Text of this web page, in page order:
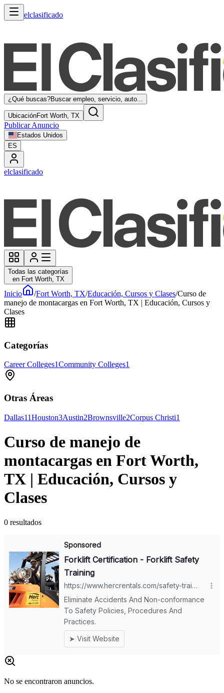
elclasificado
¿Qué buscas?Buscar empleo, servicio, auto...
UbicaciónFort Worth, TX
Publicar Anuncio
Estados Unidos
ES
elclasificado
Todas las categorías
en Fort Worth, TX
Inicio /Fort Worth, TX/Educación, Cursos y Clases/Curso de
manejo de montacargas en Fort Worth, TX | Educación, Cursos y
Clases
Categorías
Career Colleges1Community Colleges1
Otras Áreas
Dallas11Houston3Austin2Brownsville2Corpus Christi1
Curso de manejo de
montacargas en Fort Worth,
TX | Educación, Cursos y
Clases
0 resultados
No se encontraron anuncios.